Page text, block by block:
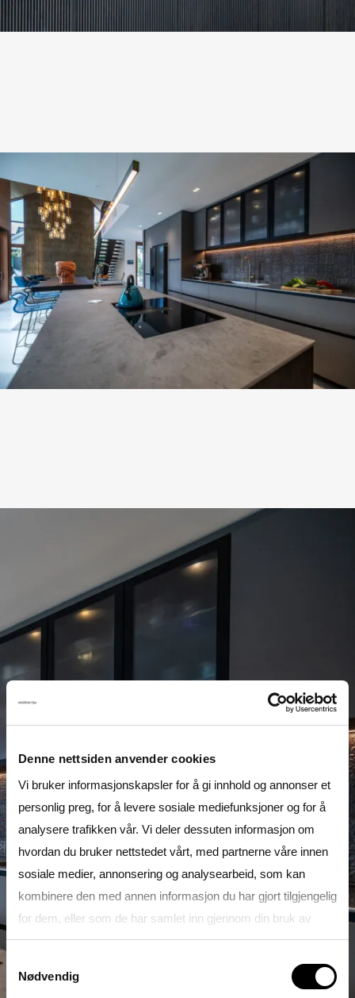
Denne nettsiden anvender cookies
Vi bruker informasjonskapsler for å gi innhold og annonser et
personlig preg, for å levere sosiale mediefunksjoner og for å
analysere trafikken vår. Vi deler dessuten informasjon om
hvordan du bruker nettstedet vårt, med partnerne våre innen
sosiale medier, annonsering og analysearbeid, som kan
kombinere den med annen informasjon du har gjort tilgjengelig
for dem, eller som de har samlet inn gjennom din bruk av
tjenestene deres.
Se gjerne vår
Nødvendig